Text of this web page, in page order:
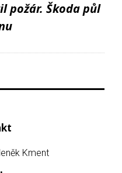
požár. Škoda půl
Kment